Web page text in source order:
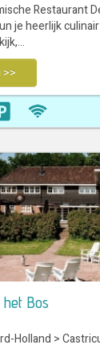
Restaurant
je heerlijk
Bos
Holland >